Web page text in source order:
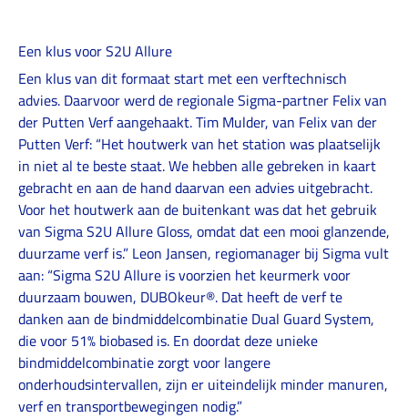
Een klus voor S2U Allure
Een klus van dit formaat start met een verftechnisch
advies. Daarvoor werd de regionale Sigma-partner Felix van
der Putten Verf aangehaakt. Tim Mulder, van Felix van der
Putten Verf: “Het houtwerk van het station was plaatselijk
in niet al te beste staat. We hebben alle gebreken in kaart
gebracht en aan de hand daarvan een advies uitgebracht.
Voor het houtwerk aan de buitenkant was dat het gebruik
van Sigma S2U Allure Gloss, omdat dat een mooi glanzende,
duurzame verf is.” Leon Jansen, regiomanager bij Sigma vult
aan: “Sigma S2U Allure is voorzien het keurmerk voor
duurzaam bouwen, DUBOkeur®. Dat heeft de verf te
danken aan de bindmiddelcombinatie Dual Guard System,
die voor 51% biobased is. En doordat deze unieke
bindmiddelcombinatie zorgt voor langere
onderhoudsintervallen, zijn er uiteindelijk minder manuren,
verf en transportbewegingen nodig.”